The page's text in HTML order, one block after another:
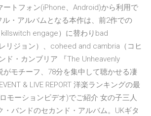
ートフォン(iPhone、Android)から利用で
ル・アルバムとなる本作は、前2作での
engage）に替わりbad
リジョン）、coheed and cambria（コヒ
ド・カンブリア 『The Unheavenly
がモチーフ、78分を集中して聴かせる凄
& LIVE REPORT 洋楽ランキングの最
モーションビデオ)でご紹介 女の子三人
・バンドのセカンド・アルバム。UKギタ